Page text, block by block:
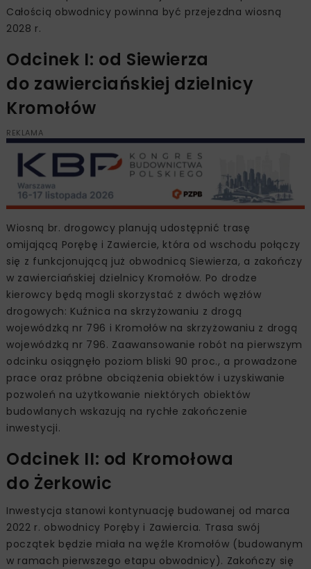
Całością obwodnicy powinna być przejezdna wiosną
2028 r.
Odcinek I: od Siewierza
do zawierciańskiej dzielnicy
Kromołów
REKLAMA
Wiosną br. drogowcy planują udostępnić trasę
omijającą Porębę i Zawiercie, która od wschodu połączy
się z funkcjonującą już obwodnicą Siewierza, a zakończy
w zawierciańskiej dzielnicy Kromołów. Po drodze
kierowcy będą mogli skorzystać z dwóch węzłów
drogowych: Kuźnica na skrzyżowaniu z drogą
wojewódzką nr 796 i Kromołów na skrzyżowaniu z drogą
wojewódzką nr 796. Zaawansowanie robót na pierwszym
odcinku osiągnęło poziom bliski 90 proc., a prowadzone
prace oraz próbne obciążenia obiektów i uzyskiwanie
pozwoleń na użytkowanie niektórych obiektów
budowlanych wskazują na rychłe zakończenie
inwestycji.
Odcinek II: od Kromołowa
do Żerkowic
Inwestycja stanowi kontynuację budowanej od marca
2022 r. obwodnicy Poręby i Zawiercia. Trasa swój
początek będzie miała na węźle Kromołów (budowanym
w ramach pierwszego etapu obwodnicy). Zakończy się